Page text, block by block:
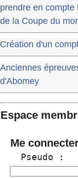
prendre en
de la Coupe du
Création d'un
Anciennes
d'Abomey
Espace
Me
  Pseudo :